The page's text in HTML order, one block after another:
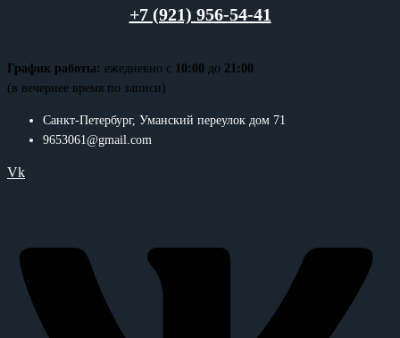
+7 (921) 956-54-41
График работы: ежедневно с 10:00 до 21:00
(в вечернее время по записи)
Санкт-Петербург, Уманский переулок дом 71
9653061@gmail.com
Vk